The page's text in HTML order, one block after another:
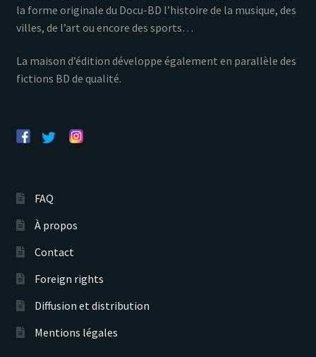
la forme originale du Docu-BD l’histoire de la musique, des
villes, de l’art ou encore des sports…
La maison d’édition développe également en parallèle des
fictions BD de qualité.
FAQ
À propos
Contact
Foreign rights
Diffusion et distribution
Mentions légales